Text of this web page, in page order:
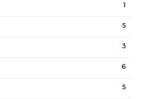
1
5
3
6
5